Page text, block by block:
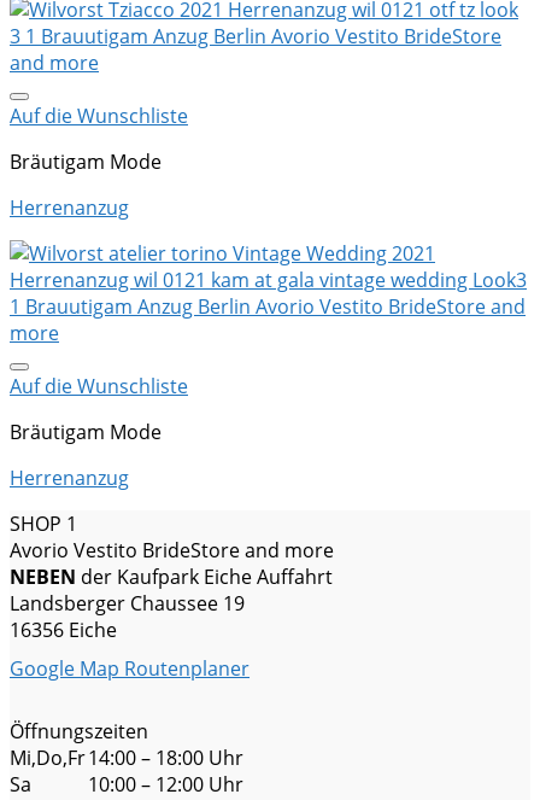
Auf die Wunschliste
Bräutigam Mode
Herrenanzug
Auf die Wunschliste
Bräutigam Mode
Herrenanzug
SHOP 1
Avorio Vestito BrideStore and more
NEBEN der Kaufpark Eiche Auffahrt
Landsberger Chaussee 19
16356 Eiche
Google Map Routenplaner
Öffnungszeiten
Mi,Do,Fr
Sa
14:00 – 18:00 Uhr
10:00 – 12:00 Uhr